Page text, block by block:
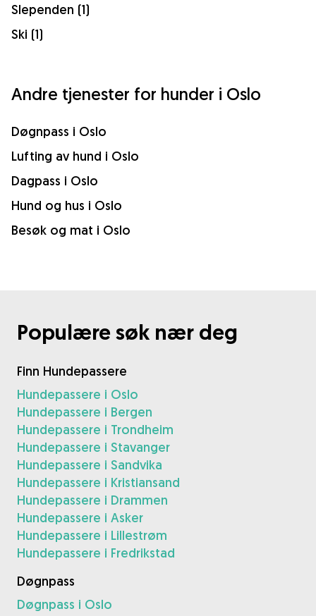
Slependen (1)
Ski (1)
Andre tjenester for hunder i Oslo
Døgnpass i Oslo
Lufting av hund i Oslo
Dagpass i Oslo
Hund og hus i Oslo
Besøk og mat i Oslo
Populære søk nær deg
Finn Hundepassere
Hundepassere i Oslo
Hundepassere i Bergen
Hundepassere i Trondheim
Hundepassere i Stavanger
Hundepassere i Sandvika
Hundepassere i Kristiansand
Hundepassere i Drammen
Hundepassere i Asker
Hundepassere i Lillestrøm
Hundepassere i Fredrikstad
Døgnpass
Døgnpass i Oslo